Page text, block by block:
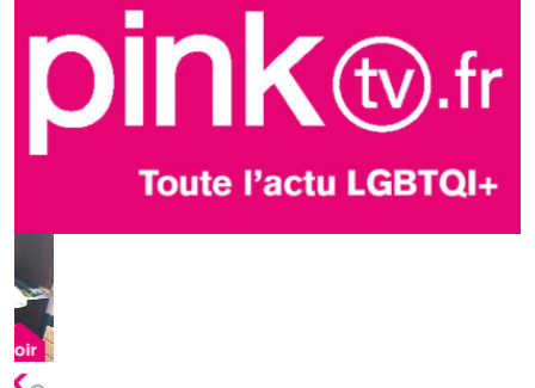
Accueil